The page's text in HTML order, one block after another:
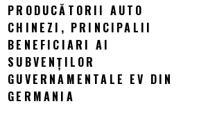
Producătorii
auto
chinezi,
ai
PRODUCĂTORII AUTO
CHINEZI, PRINCIPALII
BENEFICIARI AI
SUBVENȚILOR
GUVERNAMENTALE EV DIN
GERMANIA